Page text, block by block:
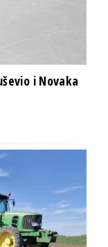
i Novaka